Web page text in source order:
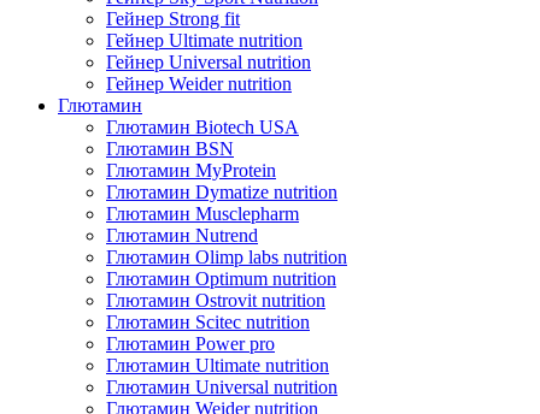
Гейнер Strong fit
Гейнер Ultimate nutrition
Гейнер Universal nutrition
Гейнер Weider nutrition
Глютамин
Глютамин Biotech USA
Глютамин BSN
Глютамин MyProtein
Глютамин Dymatize nutrition
Глютамин Musclepharm
Глютамин Nutrend
Глютамин Olimp labs nutrition
Глютамин Optimum nutrition
Глютамин Ostrovit nutrition
Глютамин Scitec nutrition
Глютамин Power pro
Глютамин Ultimate nutrition
Глютамин Universal nutrition
Глютамин Weider nutrition